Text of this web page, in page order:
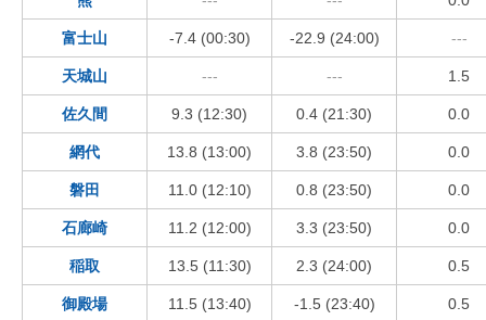
富士山 -7.4 (00:30) -22.9 (24:00) ---
天城山 --- --- 1.5
佐久間 9.3 (12:30) 0.4 (21:30) 0.0
網代 13.8 (13:00) 3.8 (23:50) 0.0
磐田 11.0 (12:10) 0.8 (23:50) 0.0
石廊崎 11.2 (12:00) 3.3 (23:50) 0.0
稲取 13.5 (11:30) 2.3 (24:00) 0.5
御殿場 11.5 (13:40) -1.5 (23:40) 0.5